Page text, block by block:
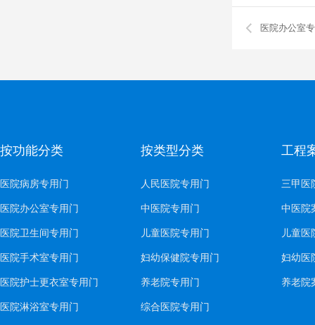
医院办公室
按功能分类
医院病房专用门
医院办公室专用门
医院卫生间专用门
医院手术室专用门
医院护士更衣室专用门
医院淋浴室专用门
按类型分类
人民医院专用门
中医院专用门
儿童医院专用门
妇幼保健院专用门
养老院专用门
综合医院专用门
工程
三甲医
中医院
儿童医
妇幼医
养老院